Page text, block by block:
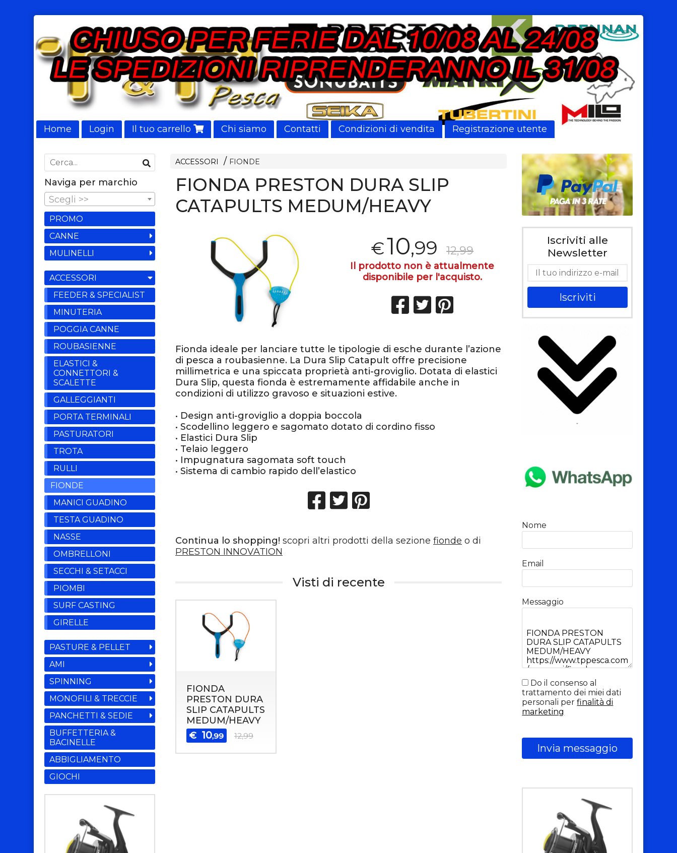
Home Login Il tuo carrello Chi siamo Contatti Condizioni di vendita
Registrazione utente
ACCESSORI FIONDE
FIONDA PRESTON DURA SLIP
CATAPULTS MEDUM/HEAVY
€10,99 12,99
Il prodotto non è attualmente
disponibile per l'acquisto.
Fionda ideale per lanciare tutte le tipologie di esche durante l’azione
di pesca a roubasienne. La Dura Slip Catapult offre precisione
millimetrica e una spiccata proprietà anti-groviglio. Dotata di elastici
Dura Slip, questa fionda è estremamente affidabile anche in
condizioni di utilizzo gravoso e situazioni estive.
• Design anti-groviglio a doppia boccola
• Scodellino leggero e sagomato dotato di cordino fisso
• Elastici Dura Slip
• Telaio leggero
• Impugnatura sagomata soft touch
• Sistema di cambio rapido dell’elastico
Continua lo shopping! scopri altri prodotti della sezione fionde o di
PRESTON INNOVATION
Visti di recente
FIONDA
PRESTON DURA
SLIP CATAPULTS
MEDUM/HEAVY
€ 10,99 12,99
Naviga per marchio
Scegli >>
PROMO
CANNE
MULINELLI
ACCESSORI
FEEDER & SPECIALIST
MINUTERIA
POGGIA CANNE
ROUBASIENNE
ELASTICI &
CONNETTORI &
SCALETTE
GALLEGGIANTI
PORTA TERMINALI
PASTURATORI
TROTA
RULLI
FIONDE
MANICI GUADINO
TESTA GUADINO
NASSE
OMBRELLONI
SECCHI & SETACCI
PIOMBI
SURF CASTING
GIRELLE
PASTURE & PELLET
AMI
SPINNING
MONOFILI & TRECCIE
PANCHETTI & SEDIE
BUFFETTERIA &
BACINELLE
ABBIGLIAMENTO
GIOCHI
Iscriviti alle
Newsletter
Iscriviti
Nome
Email
Messaggio
Do il consenso al
trattamento dei miei dati
personali perfinalità di
marketing
Invia messaggio